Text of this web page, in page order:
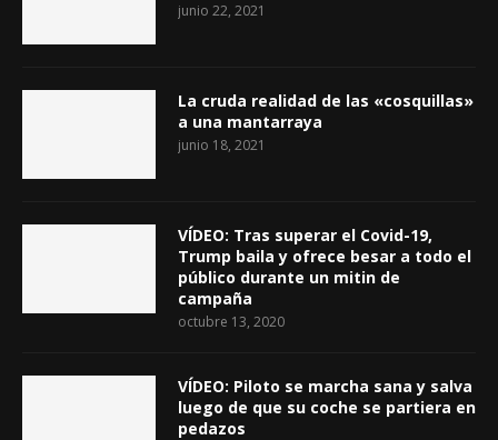
junio 22, 2021
La cruda realidad de las «cosquillas»
a una mantarraya
junio 18, 2021
VÍDEO: Tras superar el Covid-19,
Trump baila y ofrece besar a todo el
público durante un mitin de
campaña
octubre 13, 2020
VÍDEO: Piloto se marcha sana y salva
luego de que su coche se partiera en
pedazos